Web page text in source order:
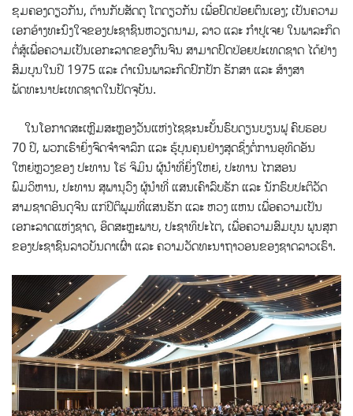
ຂຸມຄອງດຽວກັນ, ຕ້ານກັບສັດຕູ ໂຕດຽວກັນ ເພື່ອປົດປ່ອຍຕົນເອງ; ເປັນຄວາມ
ເອກອ້າງທະນົງໃຈຂອງປະຊາຊົນຫວຽດນາມ, ລາວ ແລະ ກຳປູເຈຍ ໃນພາລະກິດ
ຕໍ່ສູ້ເພື່ອຄວາມເປັນເອກະລາດຂອງຕົນຈົນ ສາມາດປົດປ່ອຍປະເທດຊາດ ໄດ້ຢ່າງ
ສົມບູນໃນປີ 1975 ແລະ ດໍາເນີນພາລະກິດປົກປັກ ຮັກສາ ແລະ ສ້າງສາ
ພັດທະນາປະເທດຊາດໃນປັດຈຸບັນ.
ໃນໂອກາດສະເຫຼີມສະຫຼອງວັນແຫ່ງໄຊຊະນະບັ້ນຮົບດຽນບຽນຟູ ຄົບຮອບ
70 ປີ, ພວກເຮົາຍິ່ງຈົດຈຳຈາລຶກ ແລະ ຮູ້ບຸນຄຸນຢ່າງສຸດຊຶ່ງຕໍ່ການອຸທິດອັນ
ໃຫຍ່ຫຼວງຂອງ ປະທານ ໂຮ່ ຈິມິນ ຜູ້ນຳທີ່ຍິ່ງໃຫຍ່, ປະທານ ໄກສອນ
ພົມວິຫານ, ປະທານ ສຸພານຸວົງ ຜູ້ນຳທີ່ ແສນເຄົາລົບຮັກ ແລະ ນັກຮົບປະຕິວັດ
ສາມຊາດອິນດູຈີນ ແກ່ປີຕິພູມທີ່ແສນຮັກ ແລະ ຫວງ ແຫນ ເພື່ອຄວາມເປັນ
ເອກະລາດແຫ່ງຊາດ, ອິດສະຫຼະພາບ, ປະຊາທິປະໄຕ, ເພື່ອຄວາມສົມບູນ ພູນສຸກ
ຂອງປະຊາຊົນລາວບັນດາເຜົ່າ ແລະ ຄວາມວັດທະນາຖາວອນຂອງຊາດລາວເຮົາ.